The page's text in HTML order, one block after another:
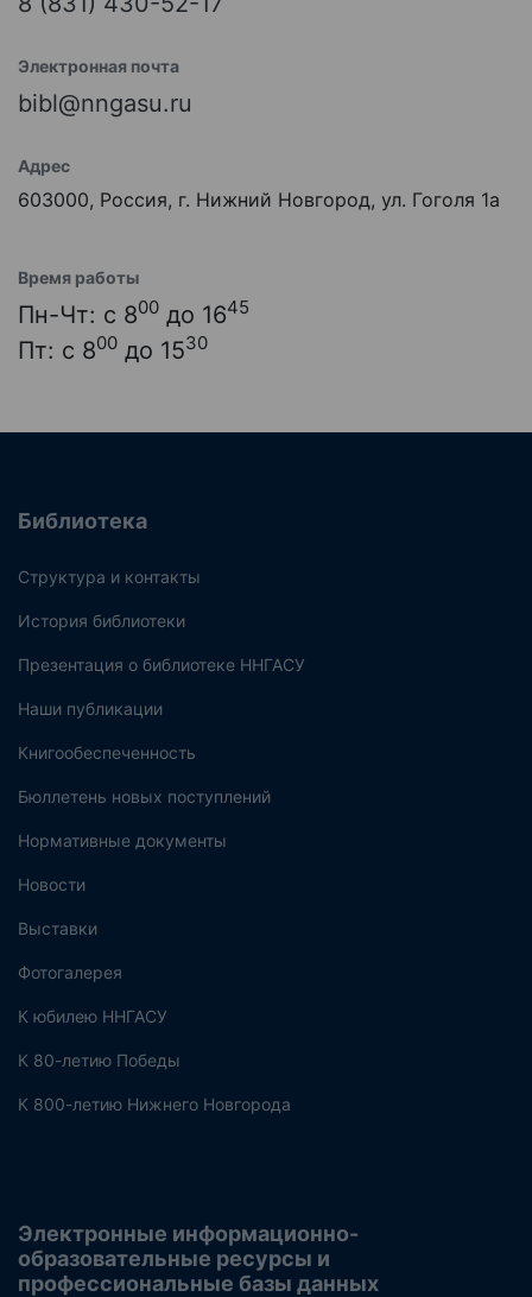
Электронная почта
bibl@nngasu.ru
Адрес
603000, Россия, г. Нижний Новгород, ул. Гоголя 1а
Время работы
Пн-Чт: с 800 до 1645
Пт: с 800 до 1530
Библиотека
Структура и контакты
История библиотеки
Презентация о библиотеке ННГАСУ
Наши публикации
Книгообеспеченность
Бюллетень новых поступлений
Нормативные документы
Новости
Выставки
Фотогалерея
К юбилею ННГАСУ
К 80-летию Победы
К 800-летию Нижнего Новгорода
Электронные информационно-
образовательные ресурсы и
профессиональные базы данных